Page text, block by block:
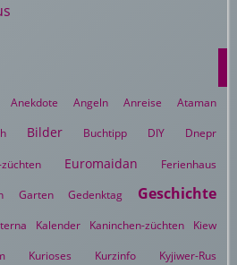
Anekdote Angeln Anreise
Ataman
Bilder Buchtipp DIY Dnepr
Euromaidan
Ferienhaus
Garten Gedenktag Geschichte
Kalender Kaninchen-züchten
Kiew
Kurioses Kurzinfo Kyjiwer-Rus